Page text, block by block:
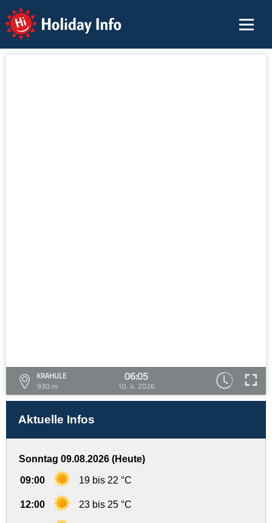
Holiday Info
KRAHULE
930 m
06:05
10. 4. 2026
Aktuelle Infos
Sonntag 09.08.2026 (Heute)
09:00 19 bis 22 °C
12:00 23 bis 25 °C